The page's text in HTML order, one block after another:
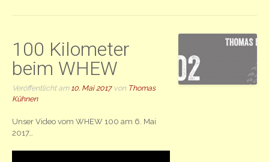
100 Kilometer
beim WHEW
Veröffentlicht am 10. Mai 2017von Thomas
Kühnen
Unser Video vom WHEW 100 am 6. Mai
2017…